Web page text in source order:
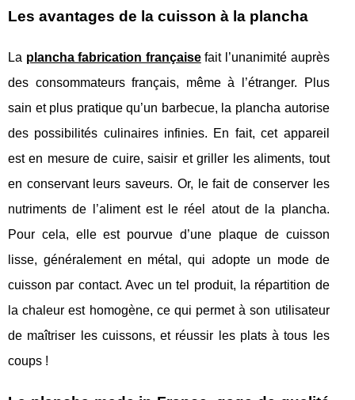
Les avantages de la cuisson à la plancha
La plancha fabrication françaisefait l’unanimité auprès
des consommateurs français, même à l’étranger. Plus
sain et plus pratique qu’un barbecue, la plancha autorise
des possibilités culinaires infinies. En fait, cet appareil
est en mesure de cuire, saisir et griller les aliments, tout
en conservant leurs saveurs. Or, le fait de conserver les
nutriments de l’aliment est le réel atout de la plancha.
Pour cela, elle est pourvue d’une plaque de cuisson
lisse, généralement en métal, qui adopte un mode de
cuisson par contact. Avec un tel produit, la répartition de
la chaleur est homogène, ce qui permet à son utilisateur
de maîtriser les cuissons, et réussir les plats à tous les
coups !